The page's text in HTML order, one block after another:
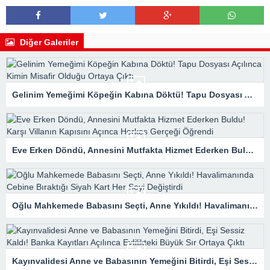
Diğer Galeriler
Gelinim Yemeğimi Köpeğin Kabına Döktü! Tapu Dosyası Açılınca Kimin Misafir Olduğu Ortaya Çıktı
Eve Erken Döndü, Annesini Mutfakta Hizmet Ederken Buldu! Karşı Villanın Kapısını Açınca Herkes Gerçeği Öğrendi
Oğlu Mahkemede Babasını Seçti, Anne Yıkıldı! Havalimanında Cebine Bıraktığı Siyah Kart Her Şeyi Değiştirdi
Kayınvalidesi Anne ve Babasının Yemeğini Bitirdi, Eşi Sessiz Kaldı! Banka Kayıtları Açılınca Evlilikteki Büyük Sır Ortaya Çıktı